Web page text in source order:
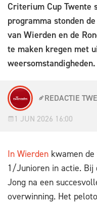
Criterium Cup Twente
programma stonden
van Wierden en de
te maken kregen met
weersomstandigheden.
REDACTIE
1 JUN 2026 16:00
In Wierden kwamen
1/Junioren in actie. Bij
Jong na een
overwinning. Het